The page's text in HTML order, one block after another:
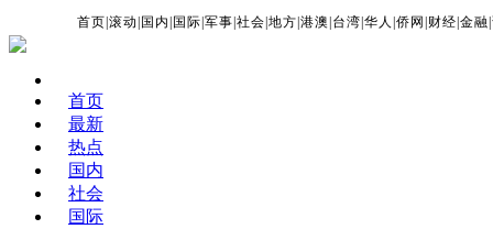
首页 |滚动 国内 国际 |军事 |社会 |地方 |港澳 台湾 |华人 |侨网 财经 |金融 |
首页
最新
热点
国内
社会
国际